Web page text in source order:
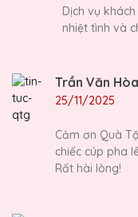
Dịch vụ
nhiệt tình và
Trần Văn Hòa
25/11/2025
Cảm ơn Quà
chiếc cúp pha
Rất hài lòng!